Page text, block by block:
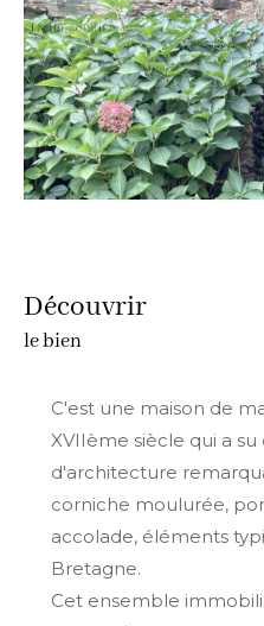
découvrir
le bien
C'est une maison de
XVIIème siècle qui a
d'architecture
corniche moulurée,
accolade, éléments
Bretagne.
Cet ensemble